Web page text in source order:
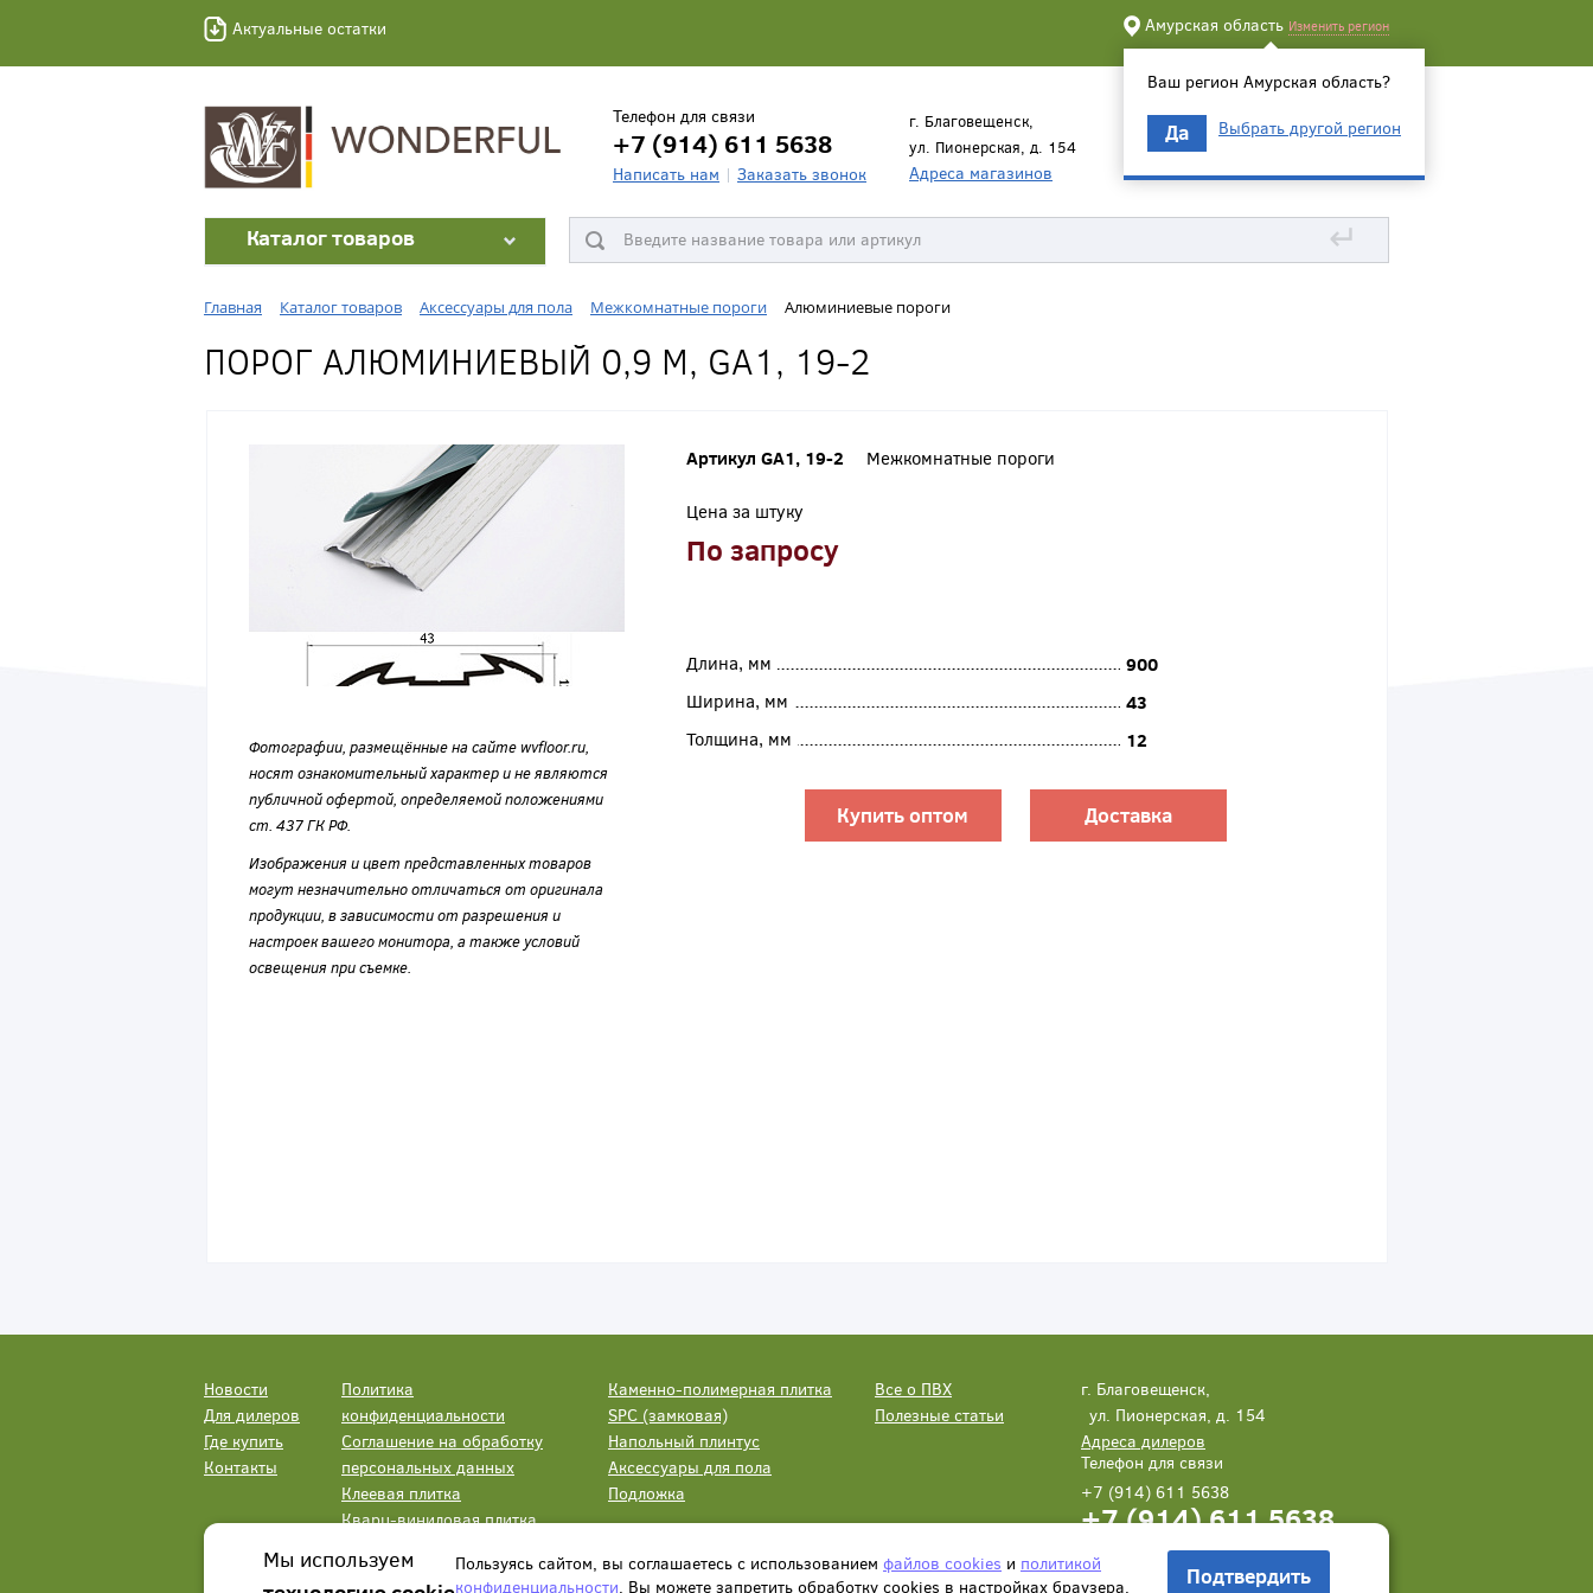
Актуальные остатки Амурская область Изменить регион
Ваш регион Амурская область?
Да Выбрать другой регион
Телефон для связи
+7 (914) 611 5638
Написать нам Заказать звонок
г. Благовещенск,
ул. Пионерская, д. 154
Адреса магазинов
Каталог товаров ↵
Главная Каталог товаров Аксессуары для пола Межкомнатные пороги Алюминиевые пороги
ПОРОГ АЛЮМИНИЕВЫЙ 0,9 М, GA1, 19-2
Фотографии, размещённые на сайте wvfloor.ru,
носят ознакомительный характер и не являются
публичной офертой, определяемой положениями
ст. 437 ГК РФ.
Изображения и цвет представленных товаров
могут незначительно отличаться от оригинала
продукции, в зависимости от разрешения и
настроек вашего монитора, а также условий
освещения при съемке.
Артикул GA1, 19-2 Межкомнатные пороги
Цена за штуку
По запросу
Длина, мм
900
Ширина, мм
43
Толщина, мм
12
Купить оптом Доставка
Новости
Для дилеров
Где купить
Контакты
Политика
конфиденциальности
Соглашение на обработку
персональных данных
Клеевая плитка
Кварц-виниловая плитка
Каменно-полимерная плитка
SPC (замковая)
Напольный плинтус
Аксессуары для пола
Подложка
Все о ПВХ
Полезные статьи
г. Благовещенск,
ул. Пионерская, д. 154
Адреса дилеров
Телефон для связи
+7 (914) 611 5638
+7 (914) 611 5638
Написать нам Заказать звонок
Мы используем
Пользуясь сайтом, вы соглашаетесь с использованием файлов cookies и политикой
конфиденциальности. Вы можете запретить обработку сookies в настройках браузера. Подтвердить